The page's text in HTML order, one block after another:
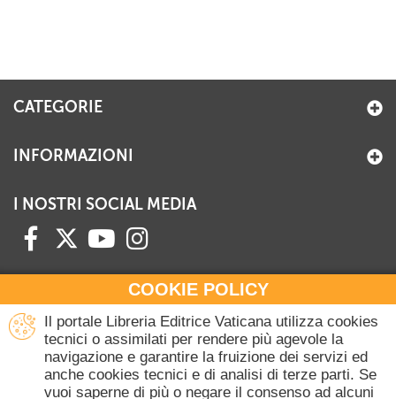
COOKIE POLICY
Il portale Libreria Editrice Vaticana utilizza cookies
tecnici o assimilati per rendere più agevole la
navigazione e garantire la fruizione dei servizi ed
anche cookies tecnici e di analisi di terze parti. Se
vuoi saperne di più o negare il consenso ad alcuni
CATEGORIE
INFORMAZIONI
I NOSTRI SOCIAL MEDIA
HAI BISOGNO DI INFORMAZIONI?
Contattaci all'Ufficio Commerciale
+39 06 698 45780
Lunedì-Giovedì 8-16.30